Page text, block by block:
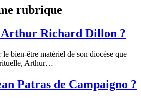
rubrique
Richard Dillon ?
le bien-être matériel de son diocèse que
Arthur…
Patras de Campaigno ?